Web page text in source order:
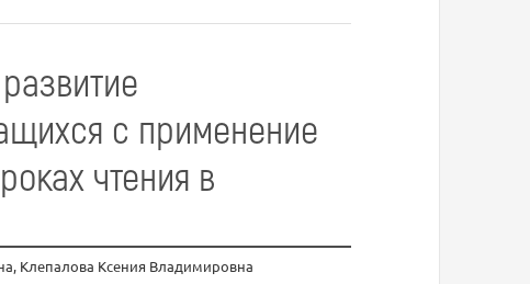
с применение
чтения в
Клепалова Ксения Владимировна